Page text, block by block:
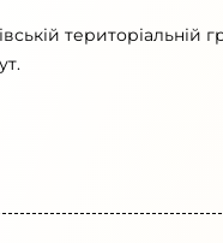
територіальній